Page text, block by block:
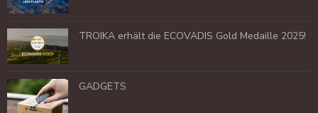
TROIKA erhält die ECOVADIS Gold Medaille 2025!
GADGETS